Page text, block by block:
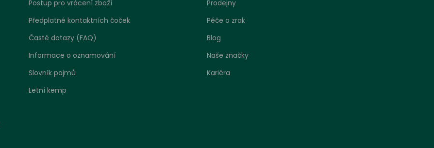
Postup pro vrácení zboží
Předplatné kontaktních čoček
Časté dotazy (FAQ)
Informace o oznamování
Slovník pojmů
Letní kemp
Prodejny
Péče o zrak
Blog
Naše značky
Kariéra